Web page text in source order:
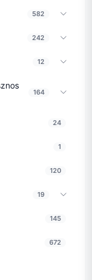
582
242
12
164
24
1
120
19
145
672